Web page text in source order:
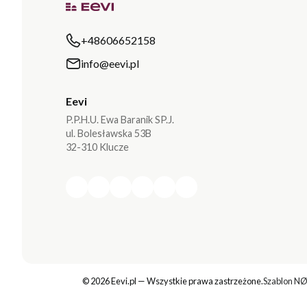
+48606652158
info@eevi.pl
Eevi
P.P.H.U. Ewa Baranik SP.J.
ul. Bolesławska 53B
32-310 Klucze
© 2026 Eevi.pl — Wszystkie prawa zastrzeżone.Szablon